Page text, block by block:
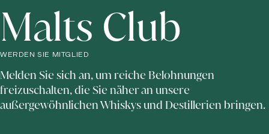
Malts Club
WERDEN SIE MITGLIED
Melden Sie sich an, um reiche Belohnungen
freizuschalten, die Sie näher an unsere
außergewöhnlichen Whiskys und Destillerien bringen.